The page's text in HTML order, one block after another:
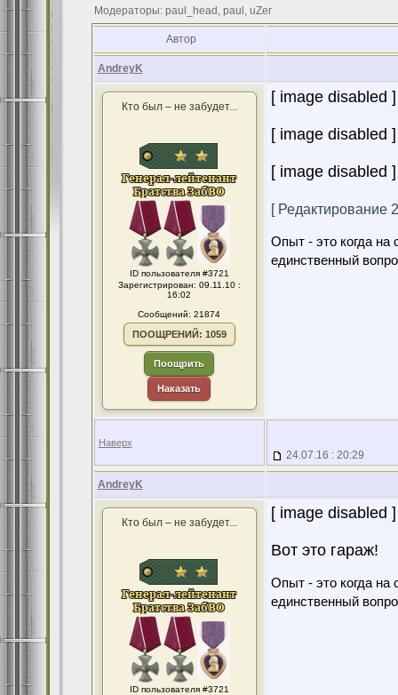
Модераторы: paul_head, paul, uZer
Автор
AndreyK
Кто был – не забудет...
ID пользователя #3721
Зарегистрирован: 09.11.10 :
16:02
Сообщений: 21874
ПООЩРЕНИЙ: 1059
Поощрить
Наказать
[ image disabled ]
[ image disabled ]
[ image disabled ]
[ Редактирование
Опыт - это когда на
единственный
Наверх
24.07.16 : 20:29
AndreyK
Кто был – не забудет...
ID пользователя #3721
[ image disabled ]
Вот это гараж!
Опыт - это когда на
единственный